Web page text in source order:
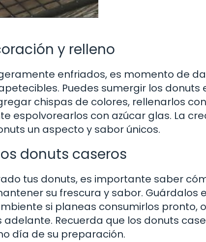
y relleno
enfriados, es momento de
Puedes sumergir los donuts
chispas de colores, rellenarlos
espolvorearlos con azúcar glas. La
un aspecto y sabor únicos.
donuts caseros
tus donuts, es importante saber
su frescura y sabor. Guárdalos
si planeas consumirlos pronto,
Recuerda que los donuts
día de su preparación.